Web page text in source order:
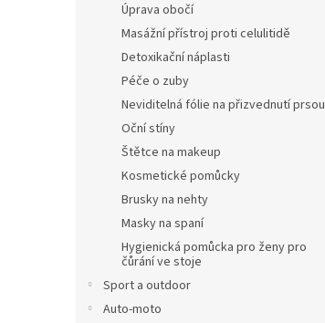
Úprava obočí
Masážní přístroj proti celulitidě
Detoxikační náplasti
Péče o zuby
Neviditelná fólie na přizvednutí prsou
Oční stíny
Štětce na makeup
Kosmetické pomůcky
Brusky na nehty
Masky na spaní
Hygienická pomůcka pro ženy pro
čůrání ve stoje
Sport a outdoor
Auto-moto